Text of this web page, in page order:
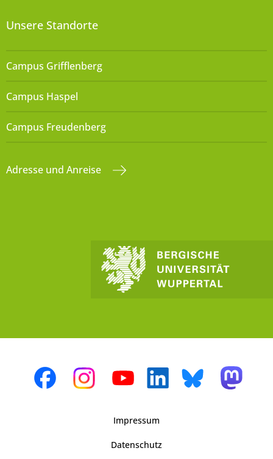
Unsere Standorte
Campus Grifflenberg
Campus Haspel
Campus Freudenberg
Adresse und Anreise
Impressum
Datenschutz